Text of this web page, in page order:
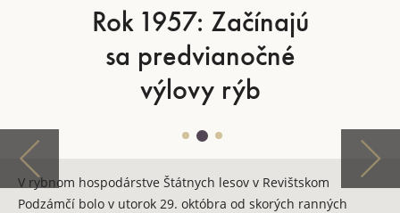
Rok 1957: Začínajú
sa predvianočné
výlovy rýb
V rybnom hospodárstve Štátnych lesov v Revištskom
Podzámčí bolo v utorok 29. októbra od skorých ranných